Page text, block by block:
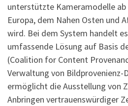
unterstützte Kameramodelle ab
Europa, dem Nahen Osten und
wird. Bei dem System handelt
umfassende Lösung auf Basis
(Coalition for Content
Verwaltung von Bildprovenienz-
ermöglicht die Ausstellung von
Anbringen vertrauenswürdiger